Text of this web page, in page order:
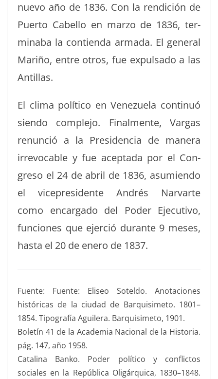
nue­vo año de 1836. Con la ren­di­ción de
Puer­to Cabel­lo en mar­zo de 1836, ter­
mina­ba la con­tien­da arma­da. El gen­er­al
Mar­iño, entre otros, fue expul­sa­do a las
Antillas.
El cli­ma políti­co en Venezuela con­tin­uó
sien­do com­ple­jo. Final­mente, Var­gas
renun­ció a la Pres­i­den­cia de man­era
irrev­o­ca­ble y fue acep­ta­da por el Con­
gre­so el 24 de abril de 1836, asum­ien­do
el vicepres­i­dente Andrés Nar­varte
como encar­ga­do del Poder Ejec­u­ti­vo,
fun­ciones que ejer­ció durante 9 meses,
has­ta el 20 de enero de 1837.
Fuente: Fuente: Eliseo Sotel­do. Ano­ta­ciones
históri­c­as de la ciu­dad de Bar­quisime­to. 1801–
1854. Tipografía Aguil­era. Bar­quisime­to, 1901.
Boletín 41 de la Acad­e­mia Nacional de la His­to­ria.
pág. 147, año 1958.
Catali­na Banko. Poder políti­co y con­flic­tos
sociales en la Repúbli­ca Oligárquica, 1830–1848.